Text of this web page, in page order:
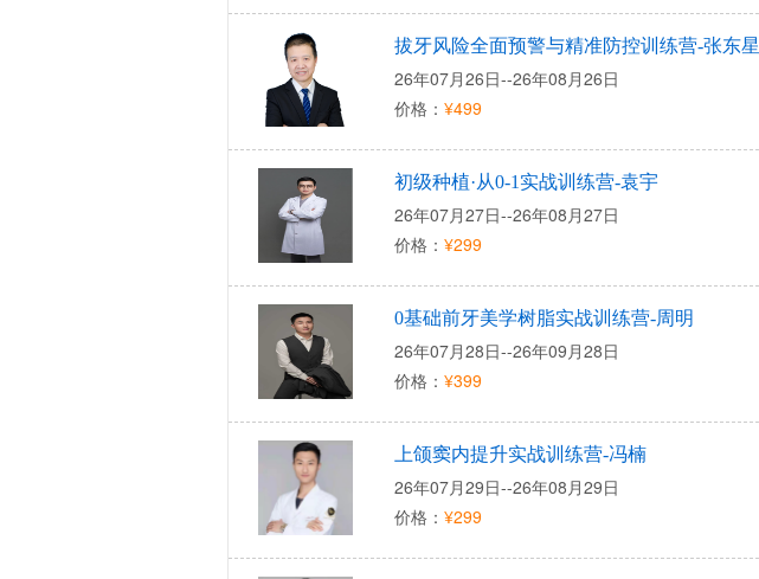
拔牙风险全面预警与精准防控训练营-张东星
26年07月26日--26年08月26日
价格： ¥499
初级种植·从0-1实战训练营-袁宇
26年07月27日--26年08月27日
价格： ¥299
0基础前牙美学树脂实战训练营-周明
26年07月28日--26年09月28日
价格： ¥399
上颌窦内提升实战训练营-冯楠
26年07月29日--26年08月29日
价格： ¥299